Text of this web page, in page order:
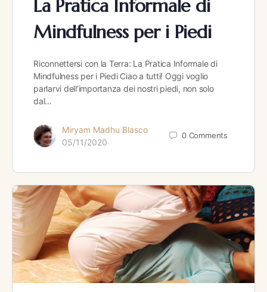
La Pratica Informale di
Mindfulness per i Piedi
Riconnettersi con la Terra: La Pratica Informale di
Mindfulness per i Piedi Ciao a tutti! Oggi voglio
parlarvi dell’importanza dei nostri piedi, non solo
dal…
Miryam Madhu Blasco
05/11/2020
0 Comments